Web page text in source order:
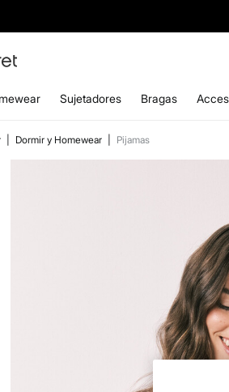
Sujetadores Bragas
Dormir y Homewear Pijamas